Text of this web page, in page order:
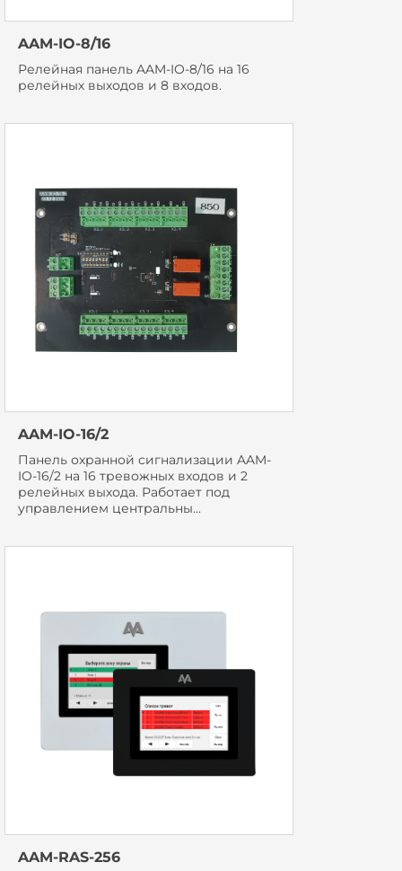
AAM-IO-8/16
Релейная панель AAM-IO-8/16 на 16
релейных выходов и 8 входов.
AAM-IO-16/2
Панель охранной сигнализации AAM-
IO-16/2 на 16 тревожных входов и 2
релейных выхода. Работает под
управлением центральны...
AAM-RAS-256